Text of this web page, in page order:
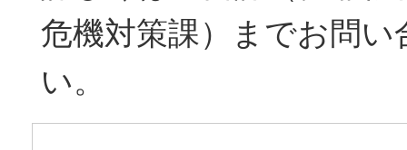
危機対策課）までお問い
い。